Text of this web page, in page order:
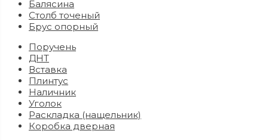
Балясина
Столб точеный
Брус опорный
Поручень
ДНТ
Вставка
Плинтус
Наличник
Уголок
Раскладка (нащельник)
Коробка дверная